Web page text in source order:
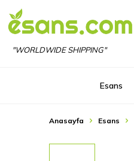
"WORLDWIDE SHIPPING"
Esans
Anasayfa Esans